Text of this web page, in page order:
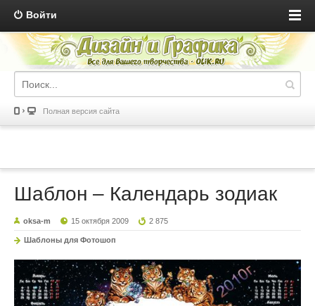
Войти
Полная версия сайта
Шаблон – Календарь зодиак
oksa-m 15 октября 2009 2 875
Шаблоны для Фотошоп